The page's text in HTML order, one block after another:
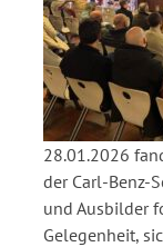
28.01.2026
der Carl-Benz-
und Ausbilder
Gelegenheit,